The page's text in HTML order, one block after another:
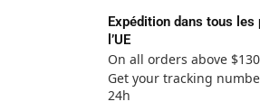
Expédition dans tous les
l’UE
On all orders above $130
Get your tracking
24h